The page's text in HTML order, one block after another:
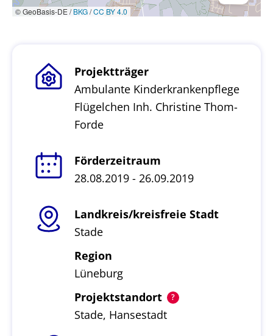
© GeoBasis-DE /BKG/CC BY 4.0
Projektträger
Ambulante Kinderkrankenpflege
Flügelchen Inh. Christine Thom-
Forde
Förderzeitraum
28.08.2019 - 26.09.2019
Landkreis/kreisfreie Stadt
Stade
Region
Lüneburg
Projektstandort
Stade, Hansestadt